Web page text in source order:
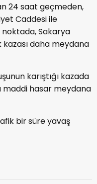
24 saat geçmeden,
Caddesi ile
Sakarya
kazası daha meydana
karıştığı kazada
hasar meydana
bir süre yavaş